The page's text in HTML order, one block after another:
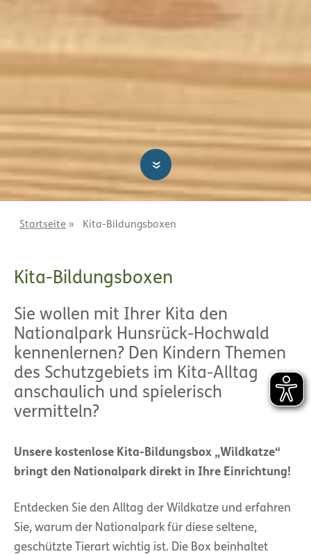
»
Startseite » Kita-Bildungsboxen
Kita-Bildungsboxen
Sie wollen mit Ihrer Kita den
Nationalpark Hunsrück-Hochwald
kennenlernen? Den Kindern Themen
des Schutzgebiets im Kita-Alltag
anschaulich und spielerisch
vermitteln?
Unsere kostenlose Kita-Bildungsbox „Wildkatze“
bringt den Nationalpark direkt in Ihre Einrichtung!
Entdecken Sie den Alltag der Wildkatze und erfahren
Sie, warum der Nationalpark für diese seltene,
geschützte Tierart wichtig ist. Die Box beinhaltet